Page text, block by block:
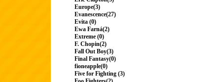
Europe(3)
Evanescence(27)
Evita (0)
Ewa Farná(2)
Extreme (0)
F. Chopin(2)
Fall Out Boy(3)
Final Fantasy(0)
fioneapple(0)
Five for Fighting (3)